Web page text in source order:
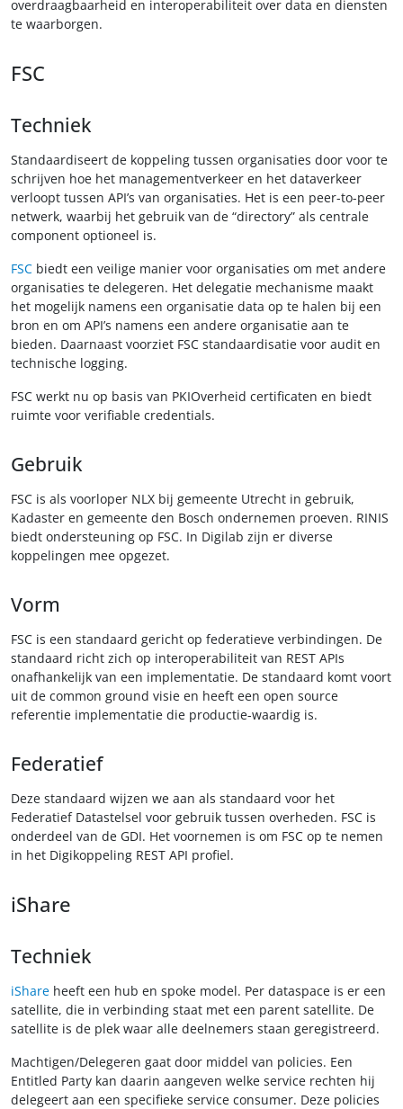
overdraagbaarheid en interoperabiliteit over data en diensten
te waarborgen.
FSC
Techniek
Standaardiseert de koppeling tussen organisaties door voor te
schrijven hoe het managementverkeer en het dataverkeer
verloopt tussen API’s van organisaties. Het is een peer-to-peer
netwerk, waarbij het gebruik van de “directory” als centrale
component optioneel is.
FSC biedt een veilige manier voor organisaties om met andere
organisaties te delegeren. Het delegatie mechanisme maakt
het mogelijk namens een organisatie data op te halen bij een
bron en om API’s namens een andere organisatie aan te
bieden. Daarnaast voorziet FSC standaardisatie voor audit en
technische logging.
FSC werkt nu op basis van PKIOverheid certificaten en biedt
ruimte voor verifiable credentials.
Gebruik
FSC is als voorloper NLX bij gemeente Utrecht in gebruik,
Kadaster en gemeente den Bosch ondernemen proeven. RINIS
biedt ondersteuning op FSC. In Digilab zijn er diverse
koppelingen mee opgezet.
Vorm
FSC is een standaard gericht op federatieve verbindingen. De
standaard richt zich op interoperabiliteit van REST APIs
onafhankelijk van een implementatie. De standaard komt voort
uit de common ground visie en heeft een open source
referentie implementatie die productie-waardig is.
Federatief
Deze standaard wijzen we aan als standaard voor het
Federatief Datastelsel voor gebruik tussen overheden. FSC is
onderdeel van de GDI. Het voornemen is om FSC op te nemen
in het Digikoppeling REST API profiel.
iShare
Techniek
iShare heeft een hub en spoke model. Per dataspace is er een
satellite, die in verbinding staat met een parent satellite. De
satellite is de plek waar alle deelnemers staan geregistreerd.
Machtigen/Delegeren gaat door middel van policies. Een
Entitled Party kan daarin aangeven welke service rechten hij
delegeert aan een specifieke service consumer. Deze policies